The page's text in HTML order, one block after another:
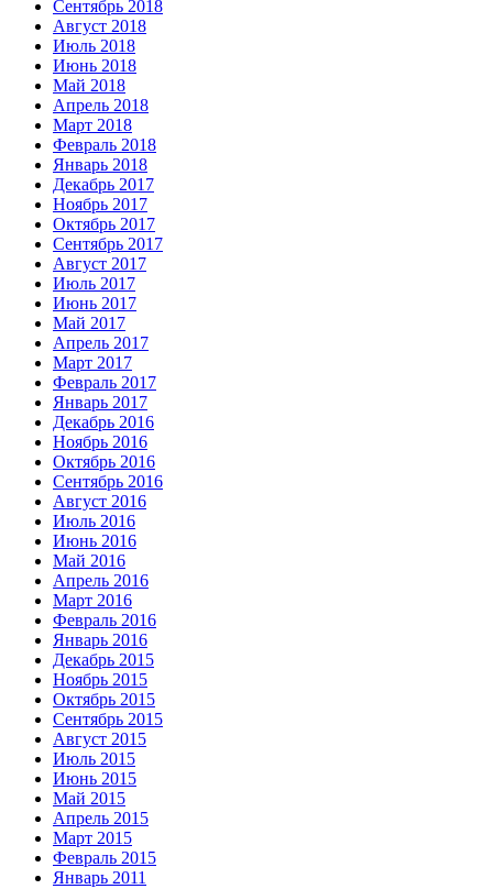
Сентябрь 2018
Август 2018
Июль 2018
Июнь 2018
Май 2018
Апрель 2018
Март 2018
Февраль 2018
Январь 2018
Декабрь 2017
Ноябрь 2017
Октябрь 2017
Сентябрь 2017
Август 2017
Июль 2017
Июнь 2017
Май 2017
Апрель 2017
Март 2017
Февраль 2017
Январь 2017
Декабрь 2016
Ноябрь 2016
Октябрь 2016
Сентябрь 2016
Август 2016
Июль 2016
Июнь 2016
Май 2016
Апрель 2016
Март 2016
Февраль 2016
Январь 2016
Декабрь 2015
Ноябрь 2015
Октябрь 2015
Сентябрь 2015
Август 2015
Июль 2015
Июнь 2015
Май 2015
Апрель 2015
Март 2015
Февраль 2015
Январь 2011